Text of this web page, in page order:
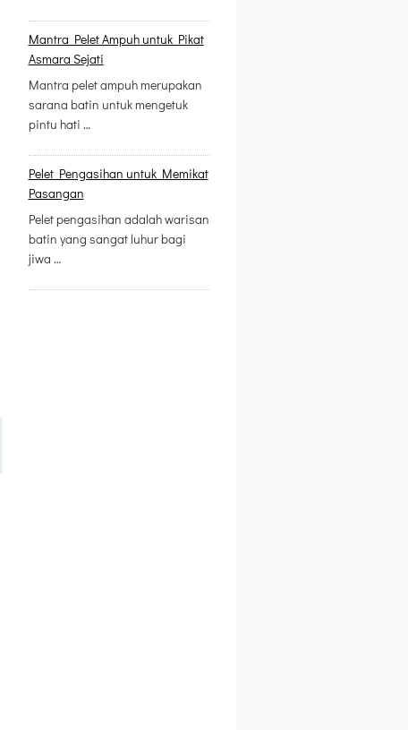
Mantra Pelet Ampuh untuk Pikat
Asmara Sejati
Mantra pelet ampuh merupakan
sarana batin untuk mengetuk
pintu hati …
Pelet Pengasihan untuk Memikat
Pasangan
Pelet pengasihan adalah warisan
batin yang sangat luhur bagi
jiwa …